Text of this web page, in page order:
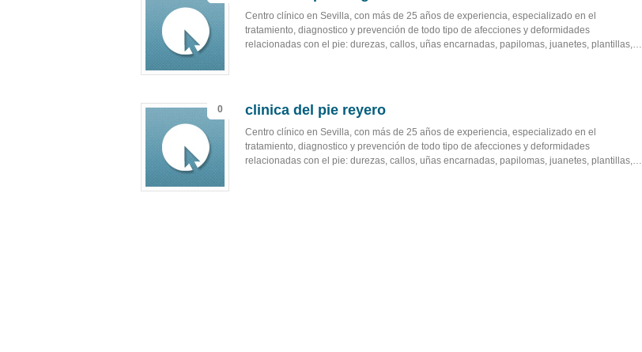
Centro clínico en Sevilla, con más de 25 años de experiencia, especializado en el
tratamiento, diagnostico y prevención de todo tipo de afecciones y deformidades
relacionadas con el pie: durezas, callos, uñas encarnadas, papilomas, juanetes, plantillas,…
0 clinica del pie reyero
Centro clínico en Sevilla, con más de 25 años de experiencia, especializado en el
tratamiento, diagnostico y prevención de todo tipo de afecciones y deformidades
relacionadas con el pie: durezas, callos, uñas encarnadas, papilomas, juanetes, plantillas,…